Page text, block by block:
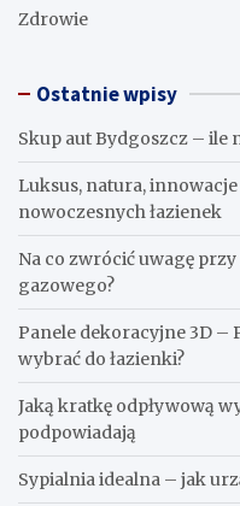
Zdrowie
Ostatnie wpisy
Skup aut Bydgoszcz – ile
Luksus, natura,
nowoczesnych łazienek
Na co zwrócić uwagę
gazowego?
Panele dekoracyjne 3D –
wybrać do łazienki?
Jaką kratkę odpływową
podpowiadają
Sypialnia idealna – jak